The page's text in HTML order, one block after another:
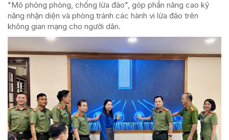
"Mô phỏng phòng, chống lừa đảo", góp phần nâng cao kỹ
năng nhận diện và phòng tránh các hành vi lừa đảo trên
không gian mạng cho người dân.